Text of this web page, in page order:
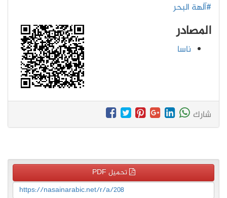
#آلهة البحر
المصادر
ناسا
شارك
تحميل PDF
https://nasainarabic.net/r/a/208